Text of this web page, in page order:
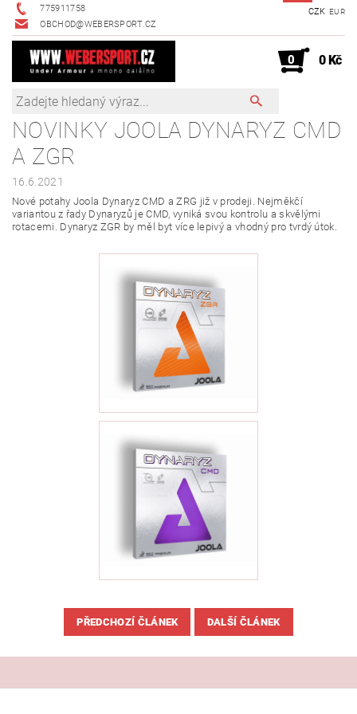
775911758
OBCHOD@WEBERSPORT.CZ
CZK EUR
0 0 Kč
NOVINKY JOOLA DYNARYZ CMD
A ZGR
16.6.2021
Nové potahy Joola Dynaryz CMD a ZRG již v prodeji. Nejměkčí
variantou z řady Dynaryzů je CMD, vyniká svou kontrolu a skvělými
rotacemi. Dynaryz ZGR by měl byt více lepivý a vhodný pro tvrdý útok.
PŘEDCHOZÍ ČLÁNEK DALŠÍ ČLÁNEK